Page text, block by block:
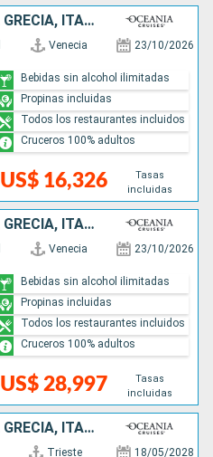
CROACIA, MONTENEGRO, GRECIA, ITALIA, ESPAÑA, PORTUGAL, PUERTO RICO, REPÚBLICA DOMINICANA, ESTADOS UNIDOS
Venecia 23/10/2026
US$ 16,326
Tasas
incluidas
Bebidas sin alcohol ilimitadas
Propinas incluidas
Todos los restaurantes incluidos
Cruceros 100% adultos
CROACIA, MONTENEGRO, GRECIA, ITALIA, ESPAÑA, PORTUGAL, PUERTO RICO, REPÚBLICA DOMINICANA, ESTADOS UNIDOS, SAN VINCENT Y LAS GRANADINAS, ANTIGUA Y BARBUDA, SANTA LUCIA, TRINIDAD Y TOBAGO, BRASIL, BARBA
Venecia 23/10/2026
US$ 28,997
Tasas
incluidas
Bebidas sin alcohol ilimitadas
Propinas incluidas
Todos los restaurantes incluidos
Cruceros 100% adultos
CROACIA, MONTENEGRO, GRECIA, ITALIA
Trieste 18/05/2028